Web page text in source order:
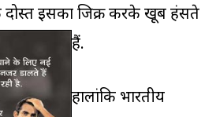
दोस्त इसका जिक्र करके खूब हंसते
हैं.
हालांकि भारतीय